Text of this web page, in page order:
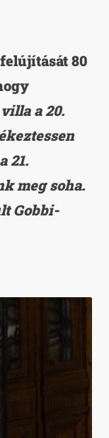
80
a 20.
21.
meg soha.
Gobbi-